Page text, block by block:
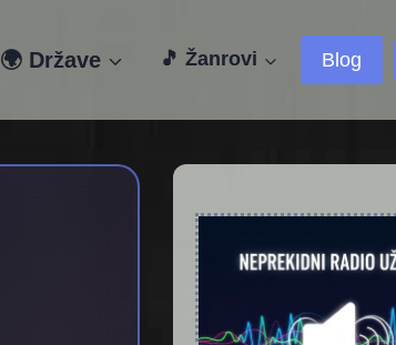
🌍 Države 🎵 Žanrovi Blog